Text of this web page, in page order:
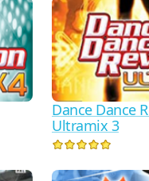
Dance Dance
Ultramix 3